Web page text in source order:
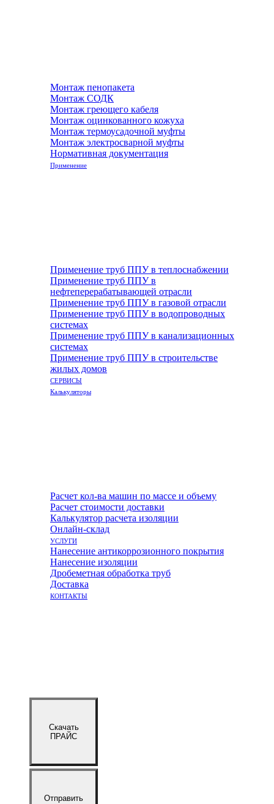
Монтаж пенопакета
Монтаж СОДК
Монтаж греющего кабеля
Монтаж оцинкованного кожуха
Монтаж термоусадочной муфты
Монтаж электросварной муфты
Нормативная документация
Применение
Применение труб ППУ в теплоснабжении
Применение труб ППУ в
нефтеперерабатывающей отрасли
Применение труб ППУ в газовой отрасли
Применение труб ППУ в водопроводных
системах
Применение труб ППУ в канализационных
системах
Применение труб ППУ в строительстве
жилых домов
СЕРВИСЫ
Калькуляторы
Расчет кол-ва машин по массе и объему
Расчет стоимости доставки
Калькулятор расчета изоляции
Онлайн-склад
УСЛУГИ
Нанесение антикоррозионного покрытия
Нанесение изоляции
Дробеметная обработка труб
Доставка
КОНТАКТЫ
Скачать
ПРАЙС
Отправить